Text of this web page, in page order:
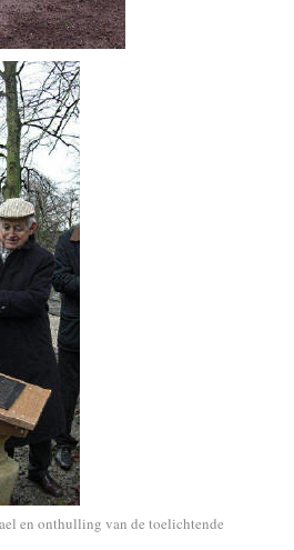
en onthulling van de toelichtende